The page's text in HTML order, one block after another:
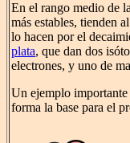
En el rango medio de
más estables, tienden
lo hacen por el
plata, que dan dos
electrones, y uno de
Un ejemplo importante
forma la base para el